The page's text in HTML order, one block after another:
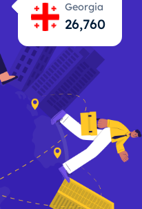
Georgia
26,761